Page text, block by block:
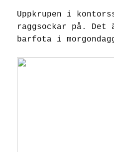
Uppkrupen i
raggsockar på.
barfota i